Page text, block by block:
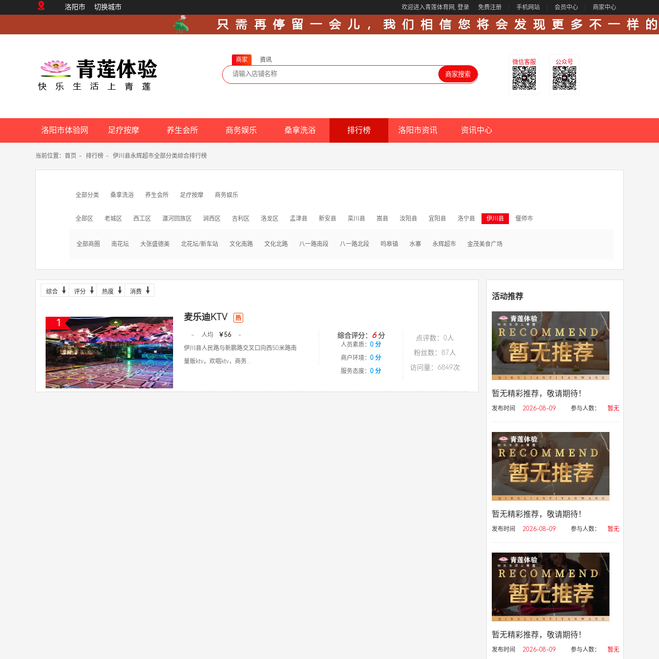
洛阳市 切换城市 欢迎进入青莲体育网, 登录 免费注册 手机网站 会员中心 商家中心
商家 资讯 公众号
微信客服
洛阳市体验网 足疗按摩 养生会所 商务娱乐 桑拿洗浴 排行榜 洛阳市资讯 资讯中心
当前位置： 首页 - 排行榜 - 伊川县永辉超市全部分类综合排行榜
全部分类 桑拿洗浴 养生会所 足疗按摩 商务娱乐
全部区 老城区 西工区 瀍河回族区 涧西区 吉利区 洛龙区 孟津县 新安县 栾川县 嵩县 汝阳县 宜阳县 洛宁县 伊川县 偃师市
全部商圈 南花坛 大张盛德美 北花坛/新车站 文化南路 文化北路 八一路南段 八一路北段 鸣皋镇 水寨 永辉超市 金茂美食广场
综合 评分 热度 消费
1
麦乐迪KTV 热
- 人均 ￥56
-
伊川县人民路与新鹏路交叉口向西50米路南
量贩ktv，欢唱ktv，商务...
综合评分： 6分
人员素质： 0 分
商户环境： 0 分
服务态度： 0 分
点评数：0人
粉丝数：87人
访问量：6849次
活动推荐
暂无精彩推荐，敬请期待！
发布时间 2026-08-09 参与人数： 暂无
暂无精彩推荐，敬请期待！
发布时间 2026-08-09 参与人数： 暂无
暂无精彩推荐，敬请期待！
发布时间 2026-08-09 参与人数： 暂无